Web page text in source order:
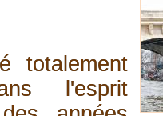
totalement
l'esprit